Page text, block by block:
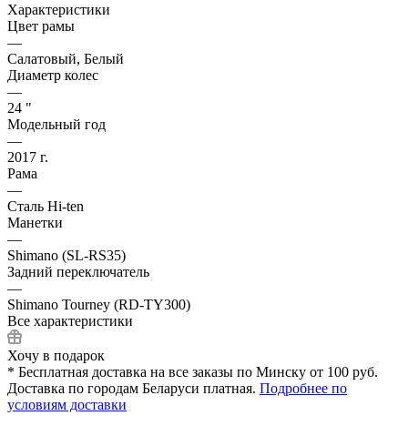
Характеристики
Цвет рамы
—
Салатовый, Белый
Диаметр колес
—
24 "
Модельный год
—
2017 г.
Рама
—
Сталь Hi-ten
Манетки
—
Shimano (SL-RS35)
Задний переключатель
—
Shimano Tourney (RD-TY300)
Все характеристики
Хочу в подарок
* Бесплатная доставка на все заказы по Минску от 100 руб.
Доставка по городам Беларуси платная. Подробнее по
условиям доставки